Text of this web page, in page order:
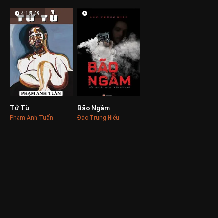
4:15:09
Tử Tù
Phạm Anh Tuấn
Bão Ngầm
Đào Trung Hiếu